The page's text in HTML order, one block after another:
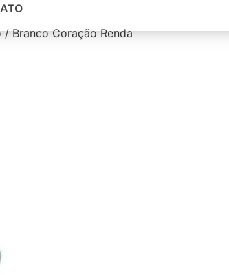
Branco Coração Renda